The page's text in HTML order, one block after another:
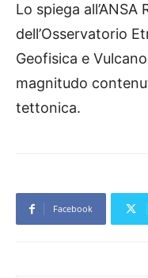
Lo spiega
dell’Osservatorio
Geofisica e
magnitudo
tettonica.
Facebook